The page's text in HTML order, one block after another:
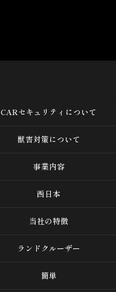
CARセキュリティについて
獣害対策について
事業内容
西日本
当社の特徴
ランドクルーザー
簡単